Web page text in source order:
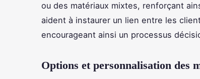
ou des matériaux mixtes, renforçant
aident à instaurer un lien entre les
encourageant ainsi un processus
Options et personnalisation des